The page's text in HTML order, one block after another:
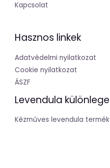
Kapcsolat
Hasznos linkek
Adatvédelmi nyilatkozat
Cookie nyilatkozat
ÁSZF
Levendula
Kézműves levendula